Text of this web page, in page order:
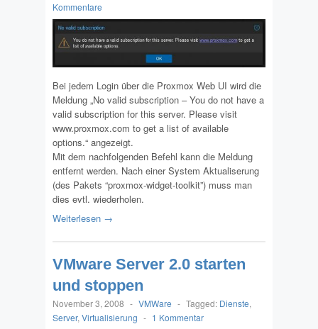
Kommentare
Bei jedem Login über die Proxmox Web UI wird die
Meldung „No valid subscription – You do not have a
valid subscription for this server. Please visit
www.proxmox.com to get a list of available
options.“ angezeigt.
Mit dem nachfolgenden Befehl kann die Meldung
entfernt werden. Nach einer System Aktualiserung
(des Pakets “proxmox-widget-toolkit”) muss man
dies evtl. wiederholen.
Weiterlesen →
VMware Server 2.0 starten
und stoppen
November 3, 2008 - VMWare - Tagged: Dienste,
Server, Virtualisierung - 1 Kommentar